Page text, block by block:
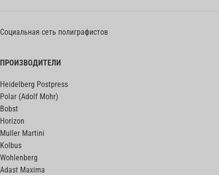
Социальная сеть полиграфистов
ПРОИЗВОДИТЕЛИ
Heidelberg Postpress
Polar (Adolf Mohr)
Bobst
Horizon
Muller Martini
Kolbus
Wohlenberg
Adast Maxima